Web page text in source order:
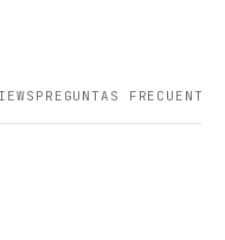
PREGUNTAS FRECUENTES